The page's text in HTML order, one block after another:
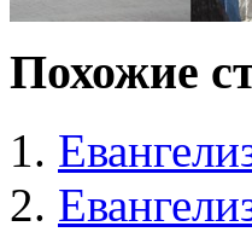
Похожие